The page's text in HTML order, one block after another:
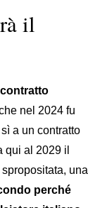
il
nel 2024 fu
a un contratto
qui al 2029 il
una
perché